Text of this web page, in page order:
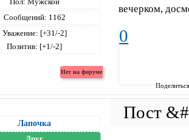
Сообщений: 1162
Уважение: [+31/-2]
Позитив: [+1/-2]
вечерком,
0
Лапочка